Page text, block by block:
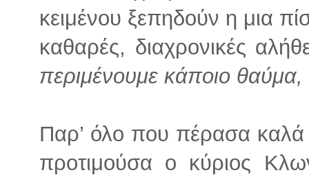
κειμένου ξεπηδούν η μια
καθαρές, διαχρονικές
περιμένουμε κάποιο
Παρ’ όλο που πέρασα
προτιμούσα ο κύριος